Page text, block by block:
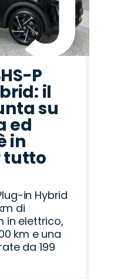
P
il
su
ed
in
tutto
in Hybrid
di
in elettrico,
km e una
da 199